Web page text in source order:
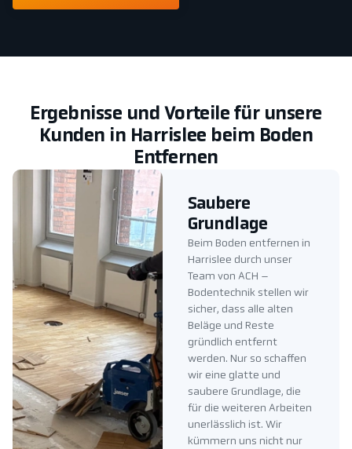
Ergebnisse und Vorteile für unsere
Kunden in Harrislee beim Boden
Entfernen
Saubere
Grundlage
Beim Boden entfernen in
Harrislee durch unser
Team von ACH –
Bodentechnik stellen wir
sicher, dass alle alten
Beläge und Reste
gründlich entfernt
werden. Nur so schaffen
wir eine glatte und
saubere Grundlage, die
für die weiteren Arbeiten
unerlässlich ist. Wir
kümmern uns nicht nur